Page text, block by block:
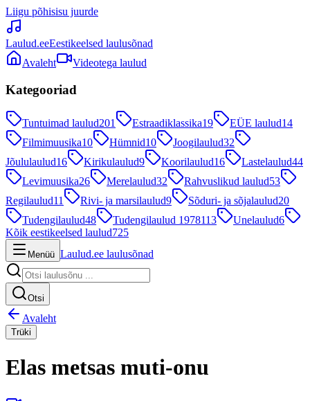
Liigu põhisisu juurde
Laulud.eeEestikeelsed laulusõnad
Avaleht
Videotega laulud
Kategooriad
Tuntuimad laulud201 Estraadiklassika19 EÜE laulud14
Filmimuusika10 Hümnid10 Joogilaulud32
Jõululaulud16 Kirikulaulud9 Koorilaulud16 Lastelaulud44
Levimuusika26 Merelaulud32 Rahvuslikud laulud53
Regilaulud11 Rivi- ja marsilaulud9 Sõduri- ja sõjalaulud20
Tudengilaulud48 Tudengilaulud 1978113 Unelaulud6
Kõik eestikeelsed laulud725
Menüü Laulud.ee laulusõnad
Otsi
Avaleht
Trüki
Elas metsas muti-onu